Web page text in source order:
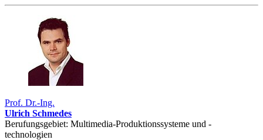
Prof. Dr.-Ing.
Ulrich Schmedes
Berufungsgebiet: Multimedia-­Produktions­systeme und -
technologien